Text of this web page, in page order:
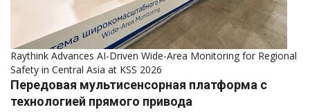
Raythink Advances AI-Driven Wide-Area Monitoring for Regional
Safety in Central Asia at KSS 2026
Передовая мультисенсорная платформа с
технологией прямого привода